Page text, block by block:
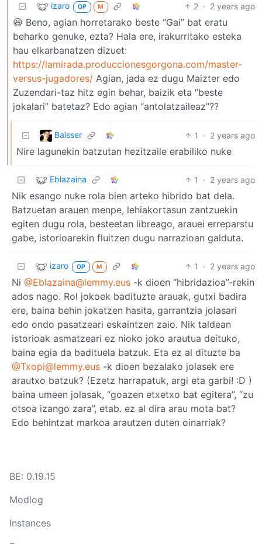
izaro OP M 2 · 2 years ago
😆 Beno, agian horretarako beste “Gai” bat eratu
beharko genuke, ezta? Hala ere, irakurritako esteka
hau elkarbanatzen dizuet:
https://lamirada.produccionesgorgona.com/master-
versus-jugadores/ Agian, jada ez dugu Maizter edo
Zuzendari-taz hitz egin behar, baizik eta “beste
jokalari” batetaz? Edo agian “antolatzaileaz”??
Baisser 1 · 2 years ago
Nire lagunekin batzutan hezitzaile erabiliko nuke
Eblazaina 1 · 2 years ago
Nik esango nuke rola bien arteko hibrido bat dela.
Batzuetan arauen menpe, lehiakortasun zantzuekin
egiten dugu rola, besteetan libreago, arauei erreparstu
gabe, istorioarekin fluitzen dugu narrazioan galduta.
izaro OP M 1 · 2 years ago
Ni @Eblazaina@lemmy.eus -k dioen “hibridazioa”-rekin
ados nago. Rol jokoek badituzte arauak, gutxi badira
ere, baina behin jokatzen hasita, garrantzia jolasari
edo ondo pasatzeari eskaintzen zaio. Nik taldean
istorioak asmatzeari ez nioko joko arautua deituko,
baina egia da badituela batzuk. Eta ez al dituzte ba
@Txopi@lemmy.eus -k dioen bezalako jolasek ere
arautxo batzuk? (Ezetz harrapatuk, argi eta garbi! :D )
baina umeen jolasak, “goazen etxetxo bat egitera”, “zu
otsoa izango zara”, etab. ez al dira arau mota bat?
Edo behintzat markoa arautzen duten oinarriak?
BE: 0.19.15
Modlog
Instances